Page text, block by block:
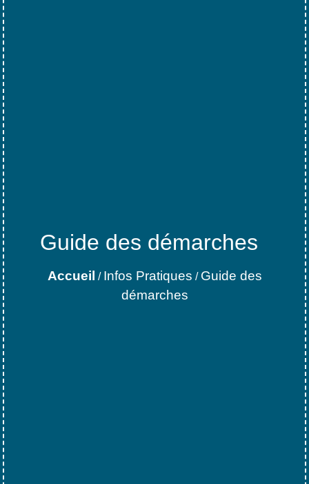
Guide des démarches
Accueil / Infos Pratiques / Guide des
démarches